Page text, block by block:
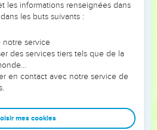
et à ses fils les paroles qu’ils
les Israélites. Ils diront :
et vous protège !
avec bonté et vous
sa bienveillance et vous
ainsi mon nom pour
les informations renseignées dans
les buts suivants :
notre service
des services tiers tels que de la
en contact avec notre service de
mes cookies